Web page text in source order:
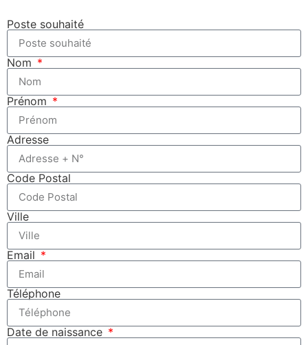
Poste souhaité
Nom
Prénom
Adresse
Code Postal
Ville
Email
Téléphone
Date de naissance